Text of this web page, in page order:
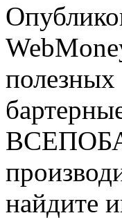
полезных
найдите